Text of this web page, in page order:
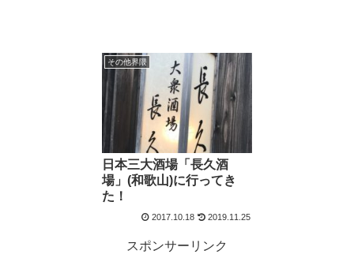
その他界隈
日本三大酒場「長久酒
場」(和歌山)に行ってき
た！
2017.10.18 2019.11.25
スポンサーリンク